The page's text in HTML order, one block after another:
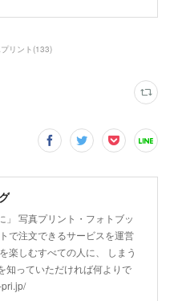
リント (133)
」 写真プリント・フォトブッ
で注文できるサービスを運営
楽しむすべての人に、 しまう
知っていただければ何よりで